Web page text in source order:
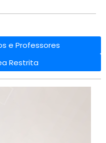
e Professores
Restrita